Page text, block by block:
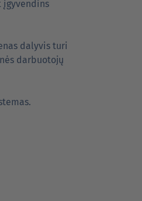
dalyvis turi
darbuotojų